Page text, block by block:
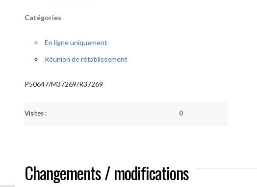
Catégories
En ligne uniquement
Réunion de rétablissement
P50647/M37269/R37269
Visites : 0
Changements / modifications